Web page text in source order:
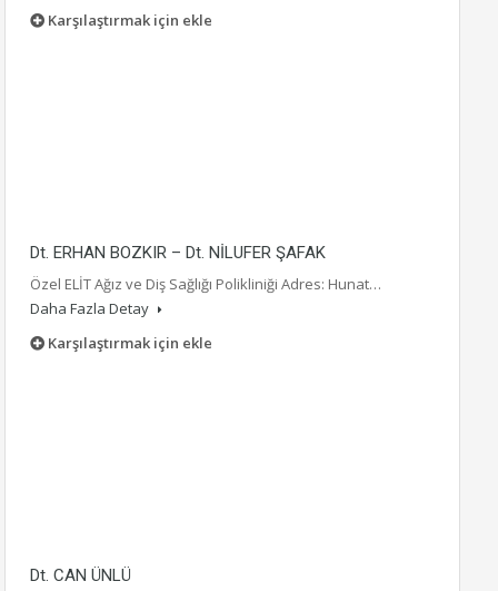
Karşılaştırmak için ekle
Dt. ERHAN BOZKIR – Dt. NİLUFER ŞAFAK
Özel ELİT Ağız ve Diş Sağlığı Polikliniği Adres: Hunat…
Daha Fazla Detay
Karşılaştırmak için ekle
Dt. CAN ÜNLÜ